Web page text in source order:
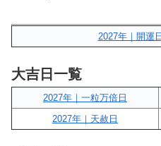
2027年｜開運
大吉日一覧
2027年｜一粒万倍日
2027年｜天赦日